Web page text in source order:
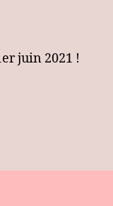
juin 2021 !